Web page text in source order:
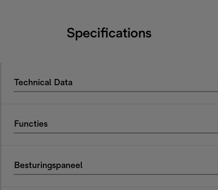
Specifications
Technical Data
Functies
Besturingspaneel